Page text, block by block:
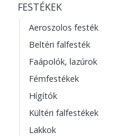
FESTÉKEK
Aeroszolos festék
Beltéri falfesték
Faápolók, lazúrok
Fémfestékek
Hígítók
Kültéri falfestékek
Lakkok